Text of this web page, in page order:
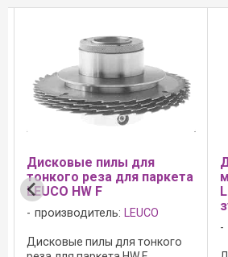
Дисковые пилы для
многопильных станков
LEUCO F без подчистных
зубьев